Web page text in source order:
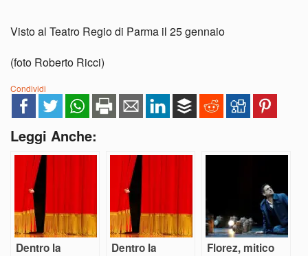
Visto al Teatro Regio di Parma il 25 gennaio
(foto Roberto Ricci)
Condividi
Leggi Anche:
Dentro la
Dentro la
Florez, mitico